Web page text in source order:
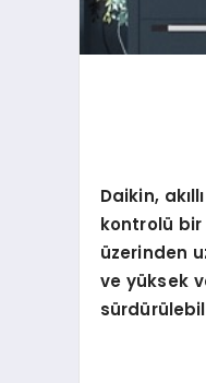
Daikin,
kontrolü bir
üzerinden
ve yüksek